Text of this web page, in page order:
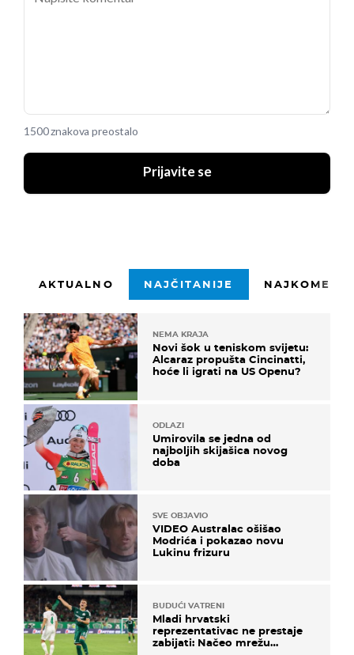
1500 znakova preostalo
Prijavite se
AKTUALNO NAJČITANIJE
NEMA KRAJA
Novi šok u teniskom svijetu:
Alcaraz propušta Cincinatti,
hoće li igrati na US Openu?
ODLAZI
Umirovila se jedna od
najboljih skijašica novog
doba
SVE OBJAVIO
VIDEO Australac ošišao
Modrića i pokazao novu
Lukinu frizuru
BUDUĆI VATRENI
Mladi hrvatski
reprezentativac ne prestaje
zabijati: Načeo mrežu